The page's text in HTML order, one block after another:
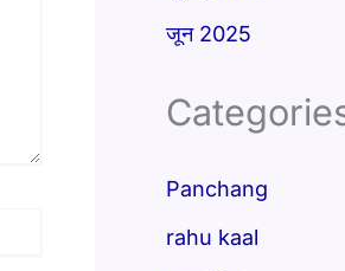
जून 2025
Panchang
rahu kaal